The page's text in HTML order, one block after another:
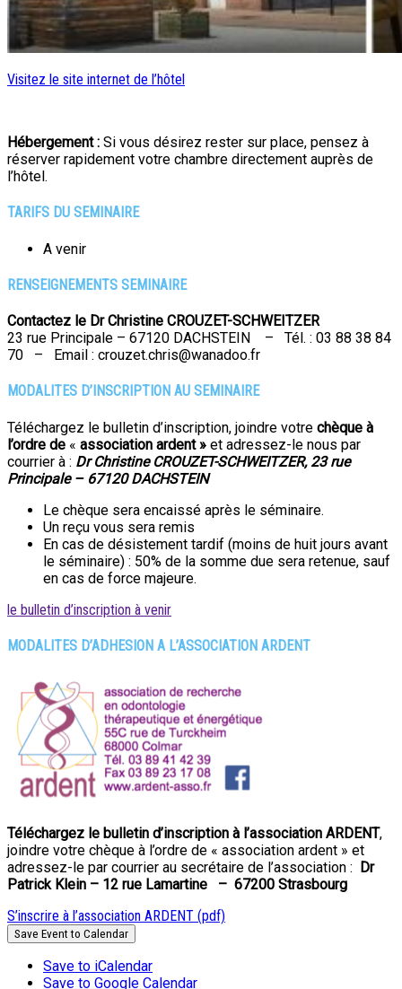
Visitez le site internet de l’hôtel
Hébergement : Si vous désirez rester sur place, pensez à
réserver rapidement votre chambre directement auprès de
l’hôtel.
TARIFS DU SEMINAIRE
A venir
RENSEIGNEMENTS SEMINAIRE
Contactez le Dr Christine CROUZET-SCHWEITZER
23 rue Principale – 67120 DACHSTEIN – Tél. : 03 88 38 84
70 – Email : crouzet.chris@wanadoo.fr
MODALITES D’INSCRIPTION AU SEMINAIRE
Téléchargez le bulletin d’inscription, joindre votre chèque à
l’ordre de « association ardent » et adressez-le nous par
courrier à : Dr Christine CROUZET-SCHWEITZER, 23 rue
Principale – 67120 DACHSTEIN
Le chèque sera encaissé après le séminaire.
Un reçu vous sera remis
En cas de désistement tardif (moins de huit jours avant
le séminaire) : 50% de la somme due sera retenue, sauf
en cas de force majeure.
le bulletin d’inscription à venir
MODALITES D’ADHESION A L’ASSOCIATION ARDENT
Téléchargez le bulletin d’inscription à l’association ARDENT,
joindre votre chèque à l’ordre de « association ardent » et
adressez-le par courrier au secrétaire de l’association :
Dr
Patrick Klein – 12 rue Lamartine – 67200 Strasbourg
S’inscrire à l’association ARDENT (pdf)
Save Event to Calendar
Save to iCalendar
Save to Google Calendar